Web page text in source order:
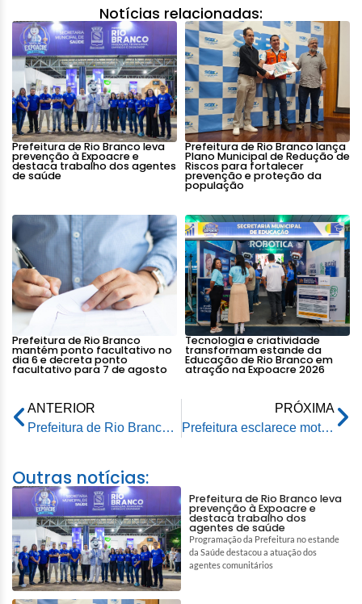
Notícias relacionadas:
Prefeitura de Rio Branco leva
prevenção à Expoacre e
destaca trabalho dos agentes
de saúde
Prefeitura de Rio Branco lança
Plano Municipal de Redução de
Riscos para fortalecer
prevenção e proteção da
população
Prefeitura de Rio Branco
mantém ponto facultativo no
dia 6 e decreta ponto
facultativo para 7 de agosto
Tecnologia e criatividade
transformam estande da
Educação de Rio Branco em
atração na Expoacre 2026
ANTERIOR
Prefeitura de Rio Branco promoverá a 1ª Corrida das Mulheres
PRÓXIMA
Prefeitura esclarece motivos que levaram à retirada das bancas de ambulantes nas imediações do Hospital de Urgência e Emergência de Rio Branco
Outras notícias:
Prefeitura de Rio Branco leva
prevenção à Expoacre e
destaca trabalho dos
agentes de saúde
Programação da Prefeitura no estande
da Saúde destacou a atuação dos
agentes comunitários